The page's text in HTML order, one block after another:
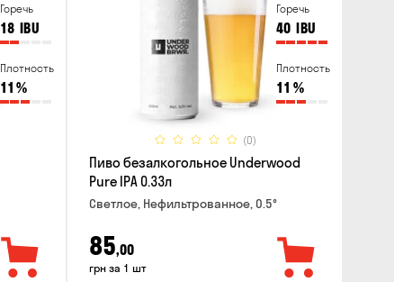
Горечь
18 IBU
Плотность
11 %
Горечь
40 IBU
Плотность
11 %
(0)
Пиво безалкогольное Underwood
Pure IPA 0.33л
Светлое, Нефильтрованное, 0.5°
85,00
грн за 1 шт